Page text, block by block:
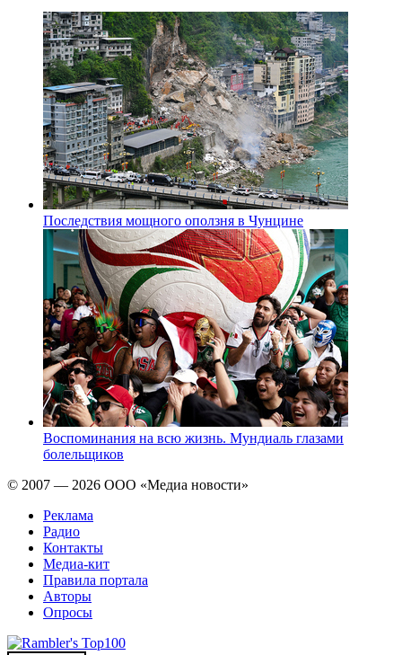
Последствия мощного оползня в Чунцине
Воспоминания на всю жизнь. Мундиаль глазами
болельщиков
© 2007 — 2026 ООО «Медиа новости»
Реклама
Радио
Контакты
Медиа-кит
Правила портала
Авторы
Опросы